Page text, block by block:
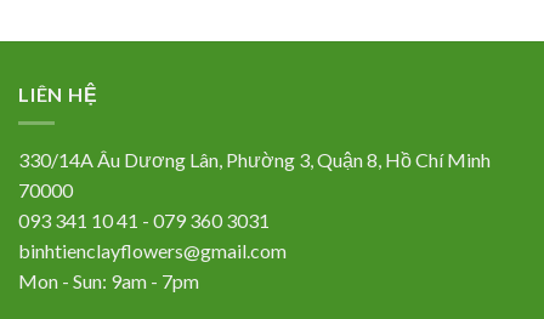
LIÊN HỆ
330/14A Âu Dương Lân, Phường 3, Quận 8, Hồ Chí Minh
70000
093 341 10 41 - 079 360 3031
binhtienclayflowers@gmail.com
Mon - Sun: 9am - 7pm